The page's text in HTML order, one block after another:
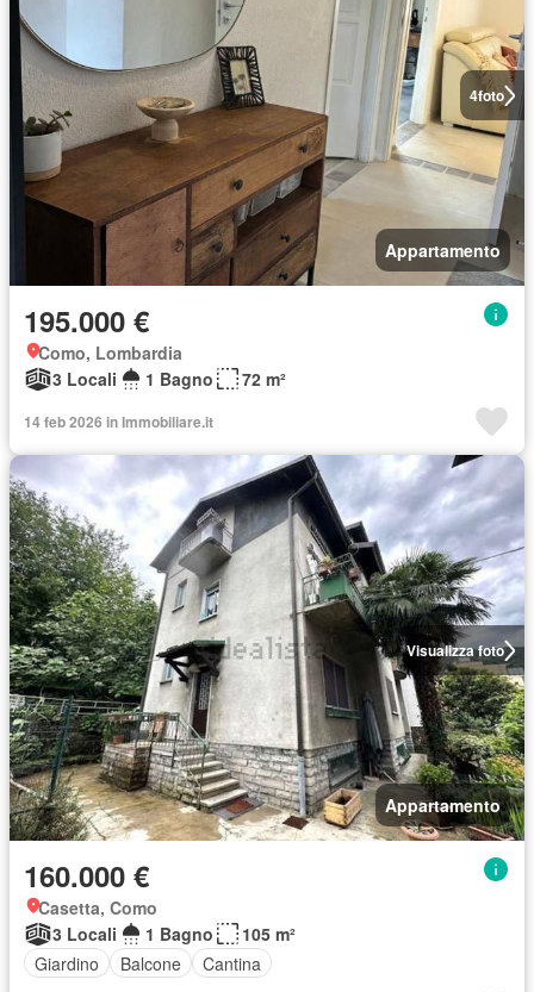
4foto
Appartamento
195.000 €
Como, Lombardia
3 Locali
1 Bagno 72 m²
14 feb 2026 in Immobiliare.it
Visualizza foto
Appartamento
160.000 €
Casetta, Como
3 Locali
1 Bagno
105 m²
Giardino
Balcone Cantina